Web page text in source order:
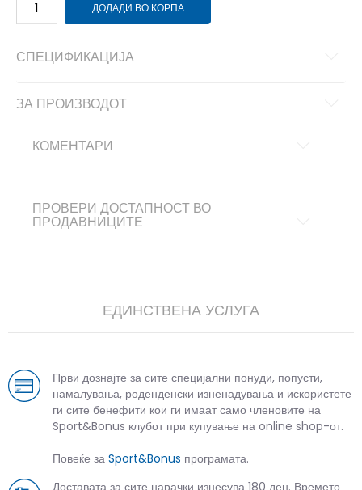
ДОДАДИ ВО КОРПА
СПЕЦИФИКАЦИЈА
ЗА ПРОИЗВОДОТ
КОМЕНТАРИ
ПРОВЕРИ ДОСТАПНОСТ ВО
ПРОДАВНИЦИТЕ
ЕДИНСТВЕНА УСЛУГА
Први дознајте за сите специјални понуди, попусти,
намалувања, роденденски изненадувања и искористете
ги сите бенефити кои ги имаат само членовите на
Sport&Bonus клубот при купување на online shop-от.
Повеќе за Sport&Bonus програмата.
Доставата за сите нарачки изнесува 180 ден. Времето